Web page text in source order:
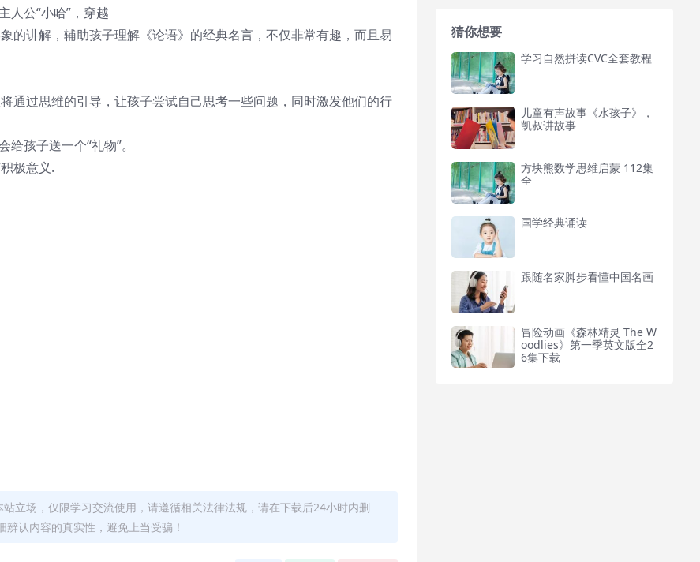
人公“小哈”，穿越
的讲解，辅助孩子理解《论语》的经典名言，不仅非常有趣，而且易
通过思维的引导，让孩子尝试自己思考一些问题，同时激发他们的行
孩子送一个“礼物”。
极意义.
立场，仅限学习交流使用，请遵循相关法律法规，请在下载后24小时内删
认内容的真实性，避免上当受骗！
猜你想要
学习自然拼读CVC全套教程
儿童有声故事《水孩子》，
凯叔讲故事
方块熊数学思维启蒙 112集
全
国学经典诵读
跟随名家脚步看懂中国名画
冒险动画《森林精灵 The W
oodlies》第一季英文版全2
6集下载